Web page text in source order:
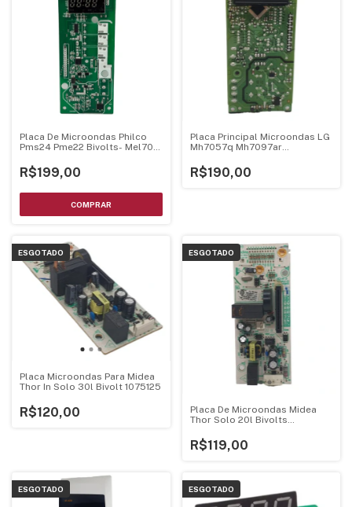
Placa De Microondas Philco
Pms24 Pme22 Bivolts- Mel705
R$199,00
Placa Principal Microondas LG
Mh7057q Mh7097ar
R$190,00
ESGOTADO
Placa Microondas Para Midea
Thor In Solo 30l Bivolt 1075125
R$120,00
ESGOTADO
Placa De Microondas Midea
Thor Solo 20l Bivolts
R$119,00
ESGOTADO ESGOTADO